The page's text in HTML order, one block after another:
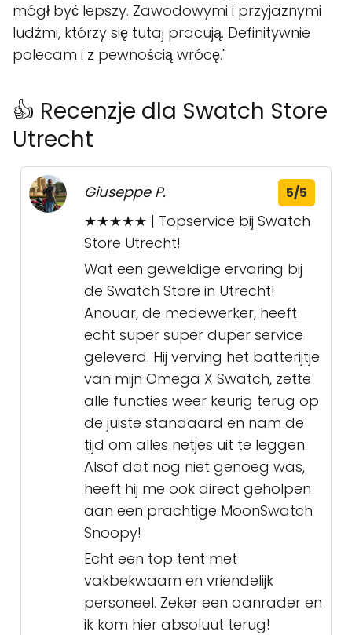
mógł być lepszy. Zawodowymi i przyjaznymi
ludźmi, którzy się tutaj pracują. Definitywnie
polecam i z pewnością wrócę."
👍 Recenzje dla Swatch Store
Utrecht
Giuseppe P. 5/5
★★★★★ | Topservice bij Swatch
Store Utrecht!
Wat een geweldige ervaring bij
de Swatch Store in Utrecht!
Anouar, de medewerker, heeft
echt super super duper service
geleverd. Hij verving het batterijtje
van mijn Omega X Swatch, zette
alle functies weer keurig terug op
de juiste standaard en nam de
tijd om alles netjes uit te leggen.
Alsof dat nog niet genoeg was,
heeft hij me ook direct geholpen
aan een prachtige MoonSwatch
Snoopy!
Echt een top tent met
vakbekwaam en vriendelijk
personeel. Zeker een aanrader en
ik kom hier absoluut terug!